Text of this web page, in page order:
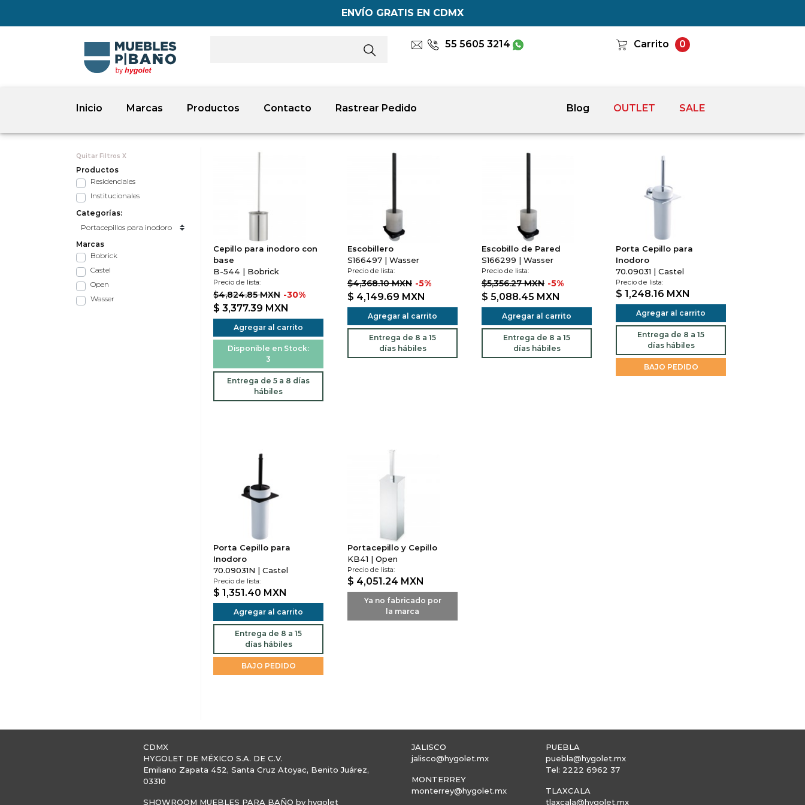
ENVÍO GRATIS EN CDMX
55 5605 3214 Carrito 0
Inicio Marcas Productos Contacto Rastrear Pedido Blog OUTLET SALE
Quitar Filtros X
Productos
Residenciales
Institucionales
Categorías:
Marcas
Bobrick
Castel
Open
Wasser
Cepillo para inodoro con
base
B-544 | Bobrick
Precio de lista:
$4,824.85 MXN -30%
$ 3,377.39 MXN
Agregar al carrito
Disponible en Stock:
3
Entrega de 5 a 8 días
hábiles
Escobillero
S166497 | Wasser
Precio de lista:
$4,368.10 MXN -5%
$ 4,149.69 MXN
Agregar al carrito
Entrega de 8 a 15
días hábiles
Escobillo de Pared
S166299 | Wasser
Precio de lista:
$5,356.27 MXN -5%
$ 5,088.45 MXN
Agregar al carrito
Entrega de 8 a 15
días hábiles
Porta Cepillo para
Inodoro
70.09031 | Castel
Precio de lista:
$ 1,248.16 MXN
Agregar al carrito
Entrega de 8 a 15
días hábiles
BAJO PEDIDO
Porta Cepillo para
Inodoro
70.09031N | Castel
Precio de lista:
$ 1,351.40 MXN
Agregar al carrito
Entrega de 8 a 15
días hábiles
BAJO PEDIDO
Portacepillo y Cepillo
KB41 | Open
Precio de lista:
$ 4,051.24 MXN
Ya no fabricado por
la marca
CDMX
HYGOLET DE MÉXICO S.A. DE C.V.
Emiliano Zapata 452, Santa Cruz Atoyac, Benito Juárez,
03310
SHOWROOM MUEBLES PARA BAÑO by hygolet
JALISCO
jalisco@hygolet.mx
MONTERREY
monterrey@hygolet.mx
PUEBLA
puebla@hygolet.mx
Tel: 2222 6962 37
TLAXCALA
tlaxcala@hygolet.mx